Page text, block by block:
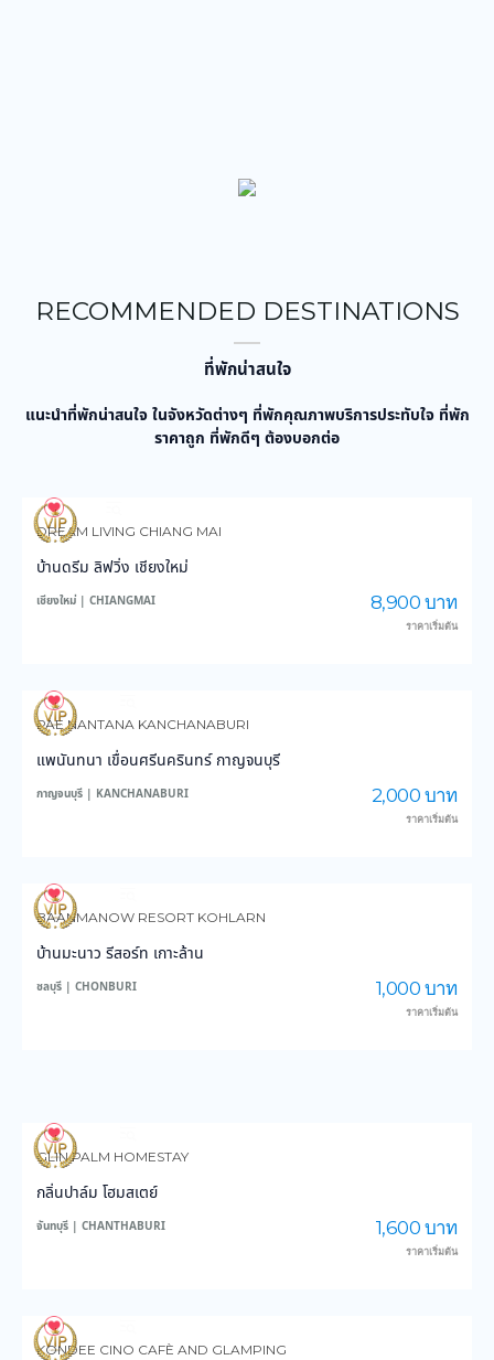
RECOMMENDED DESTINATIONS
ที่พักน่าสนใจ
แนะนำที่พักน่าสนใจ ในจังหวัดต่างๆ ที่พักคุณภาพบริการประทับใจ ที่พัก
ราคาถูก ที่พักดีๆ ต้องบอกต่อ
971
DREAM LIVING CHIANG MAI
บ้านดรีม ลิฟวิ่ง เชียงใหม่
เชียงใหม่ | CHIANGMAI 8,900 บาท
ราคาเริ่มต้น
3,877
PAE NANTANA KANCHANABURI
แพนันทนา เขื่อนศรีนครินทร์ กาญจนบุรี
กาญจนบุรี | KANCHANABURI 2,000 บาท
ราคาเริ่มต้น
4,077
BAANMANOW RESORT KOHLARN
บ้านมะนาว รีสอร์ท เกาะล้าน
ชลบุรี | CHONBURI 1,000 บาท
ราคาเริ่มต้น
3,768
GLIN PALM HOMESTAY
กลิ่นปาล์ม โฮมสเตย์
จันทบุรี | CHANTHABURI 1,600 บาท
ราคาเริ่มต้น
3,176
KONDEE CINO CAFÈ AND GLAMPING